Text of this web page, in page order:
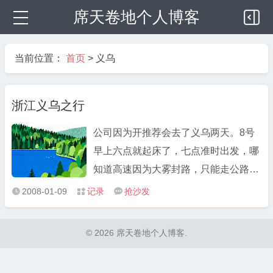
席天卷地个人博客
当前位置： 首页 > 义乌
浙江义乌之行
公司因为开推荐会去了义乌两天。8号
早上六点就起床了，七点准时出发，哪
知道高速因为大雾封路，只能走公路。
驾驶员只能根据GPS导航仪的指示开
车。发现这东东真的比较好使，一是道
 2008-01-09  记录  抢沙发
© 2026 席天卷地个人博客.